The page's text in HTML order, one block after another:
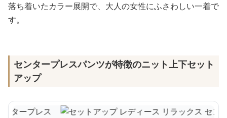
落ち着いたカラー展開で、大人の女性にふさわしい一着で
す。
センタープレスパンツが特徴のニット上下セット
アップ